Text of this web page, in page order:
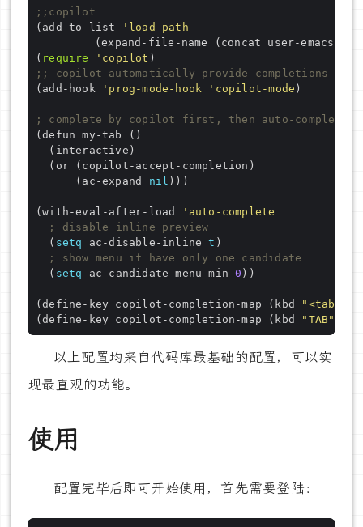
;;copilot
(add-to-list
'load-path
(expand-file-name (concat user-emacs-
( require 'copilot
;; copilot automatically provide completions
(add-hook
'prog-mode-hook 'copilot-mode
; complete by copilot first, then auto-complete
      (ac-expand
nil
(with-eval-after-load
'auto-complete
; disable inline preview
  (
setq ac-disable-inline t
; show menu if have only one candidate
  (
setq ac-candidate-menu-min 0
(define-key copilot-completion-map (kbd "<tab>"
(define-key copilot-completion-map (kbd
"TAB"
以上配置均来自代码库最基础的配置，可以实
现最直观的功能。
使用
配置完毕后即可开始使用，首先需要登陆：